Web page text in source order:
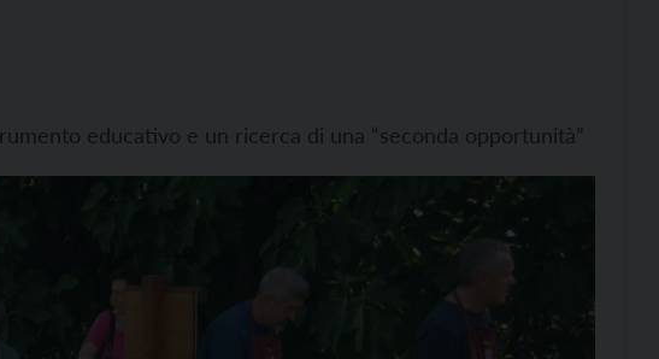
educativo e un ricerca di una “seconda opportunità”